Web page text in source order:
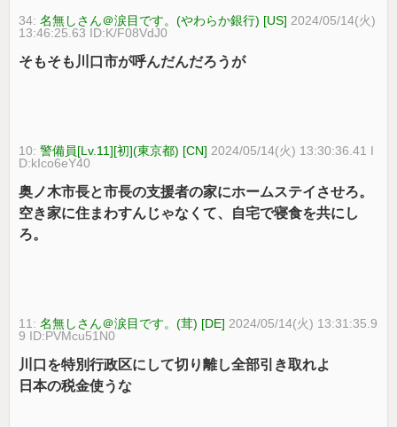
34:名無しさん＠涙目です。(やわらか銀行) [US] 2024/05/14(火)
13:46:25.63 ID:K/F08VdJ0
そもそも川口市が呼んだんだろうが
10:警備員[Lv.11][初](東京都) [CN] 2024/05/14(火) 13:30:36.41 I
D:kIco6eY40
奥ノ木市長と市長の支援者の家にホームステイさせろ。
空き家に住まわすんじゃなくて、自宅で寝食を共にし
ろ。
11:名無しさん＠涙目です。(茸) [DE] 2024/05/14(火) 13:31:35.9
9 ID:PVMcu51N0
川口を特別行政区にして切り離し全部引き取れよ
日本の税金使うな